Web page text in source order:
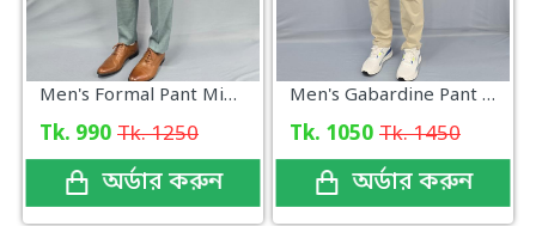
Men's Formal Pant Mint Green New
Tk. 990 Tk. 1250
অর্ডার করুন
Men's Gabardine Pant Off White Color
Tk. 1050 Tk. 1450
অর্ডার করুন